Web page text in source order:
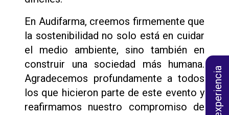
En Audifarma, creemos firmemente que
la sostenibilidad no solo está en cuidar
el medio ambiente, sino también en
construir una sociedad más humana.
Agradecemos profundamente a todos
los que hicieron parte de este evento y
reafirmamos nuestro compromiso de